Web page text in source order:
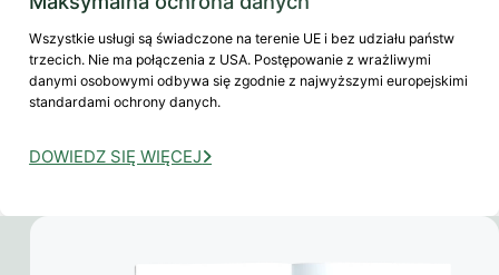
Wszystkie usługi są świadczone na terenie UE i bez udziału państw
trzecich. Nie ma połączenia z USA. Postępowanie z wrażliwymi
danymi osobowymi odbywa się zgodnie z najwyższymi europejskimi
standardami ochrony danych.
DOWIEDZ SIĘ WIĘCEJ